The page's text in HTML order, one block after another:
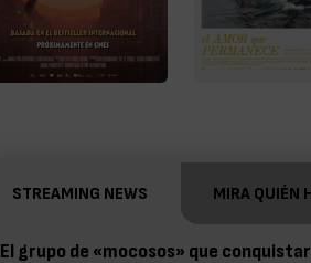
STREAMING NEWS MIRA QUIÉN
El grupo de «mocosos» que